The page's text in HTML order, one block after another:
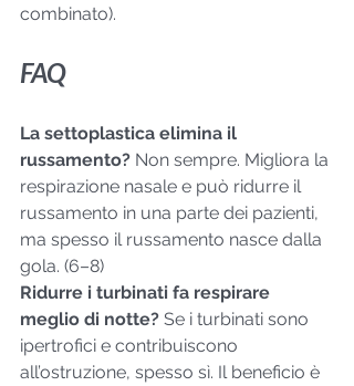
combinato).
FAQ
La settoplastica elimina il
russamento? Non sempre. Migliora la
respirazione nasale e può ridurre il
russamento in una parte dei pazienti,
ma spesso il russamento nasce dalla
gola. (6–8)
Ridurre i turbinati fa respirare
meglio di notte? Se i turbinati sono
ipertrofici e contribuiscono
all’ostruzione, spesso sì. Il beneficio è